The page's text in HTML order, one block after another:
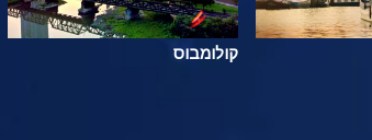
קולומבוס